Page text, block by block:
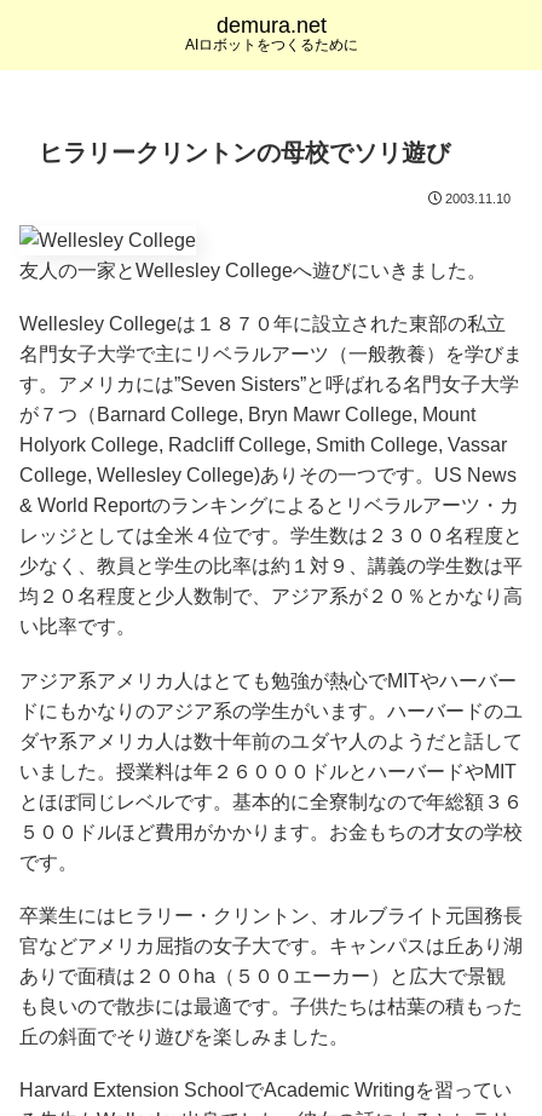
demura.net
AIロボットをつくるために
ヒラリークリントンの母校でソリ遊び
2003.11.10
友人の一家とWellesley Collegeへ遊びにいきました。
Wellesley Collegeは１８７０年に設立された東部の私立
名門女子大学で主にリベラルアーツ（一般教養）を学びま
す。アメリカには”Seven Sisters”と呼ばれる名門女子大学
が７つ（Barnard College, Bryn Mawr College, Mount
Holyork College, Radcliff College, Smith College, Vassar
College, Wellesley College)ありその一つです。US News
& World Reportのランキングによるとリベラルアーツ・カ
レッジとしては全米４位です。学生数は２３００名程度と
少なく、教員と学生の比率は約１対９、講義の学生数は平
均２０名程度と少人数制で、アジア系が２０％とかなり高
い比率です。
アジア系アメリカ人はとても勉強が熱心でMITやハーバー
ドにもかなりのアジア系の学生がいます。ハーバードのユ
ダヤ系アメリカ人は数十年前のユダヤ人のようだと話して
いました。授業料は年２６０００ドルとハーバードやMIT
とほぼ同じレベルです。基本的に全寮制なので年総額３６
５００ドルほど費用がかかります。お金もちの才女の学校
です。
卒業生にはヒラリー・クリントン、オルブライト元国務長
官などアメリカ屈指の女子大です。キャンパスは丘あり湖
ありで面積は２００ha（５００エーカー）と広大で景観
も良いので散歩には最適です。子供たちは枯葉の積もった
丘の斜面でそり遊びを楽しみました。
Harvard Extension SchoolでAcademic Writingを習ってい